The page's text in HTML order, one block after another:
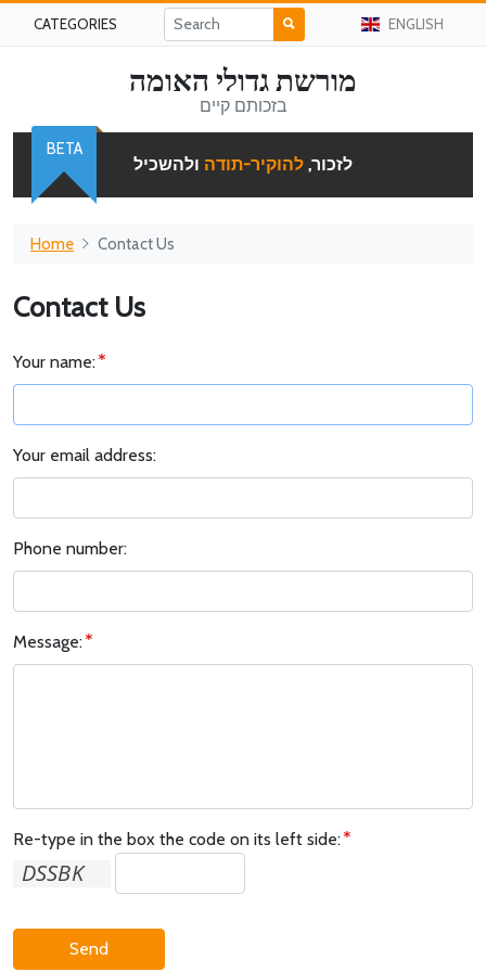
CATEGORIES ENGLISH
מורשת גדולי האומה
בזכותם קיים
לזכור, להוקיר-תודה ולהשכיל
BETA
Home Contact Us
Contact Us
Your name:
Your email address:
Phone number:
Message:
Re-type in the box the code on its left side:
Send